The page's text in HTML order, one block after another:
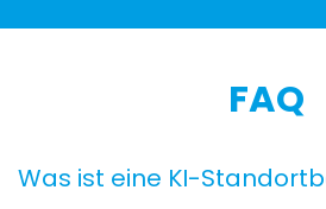
FAQ
Was ist eine KI-